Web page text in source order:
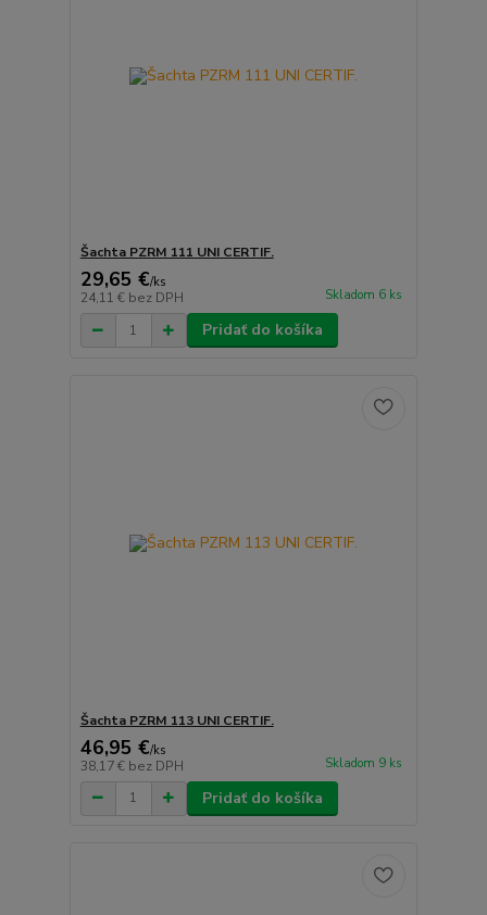
Šachta PZRM 111 UNI CERTIF.
29,65 €/ks
24,11 € bez DPH Skladom 6 ks
Pridať do košíka
Šachta PZRM 113 UNI CERTIF.
46,95 €/ks
38,17 € bez DPH Skladom 9 ks
Pridať do košíka